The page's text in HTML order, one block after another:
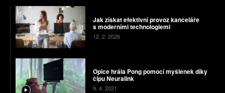
Jak získat efektivní provoz kanceláře
s moderními technologiemi
12. 2. 2026
Opice hrála Pong pomocí myšlenek díky
čipu Neuralink
9. 4. 2021